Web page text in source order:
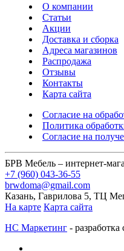
О компании
Статьи
Акции
Доставка и сборка
Адреса магазинов
Распродажа
Отзывы
Контакты
Карта сайта
Согласие на
Политика
Согласие на
БРВ Мебель – интернет-
+7 (960) 043-36-55
brwdoma@gmail.com
Казань, Гаврилова 5, ТЦ
На карте Карта сайта
НС Маркетинг - разработка